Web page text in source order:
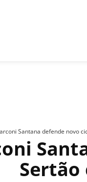
Santana defende novo
Sertão